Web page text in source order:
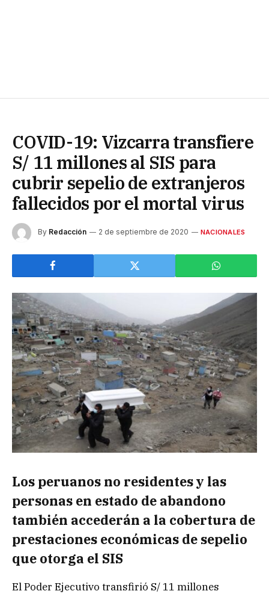
COVID-19: Vizcarra transfiere
S/ 11 millones al SIS para
cubrir sepelio de extranjeros
fallecidos por el mortal virus
By Redacción 2 de septiembre de 2020 NACIONALES
Los peruanos no residentes y las
personas en estado de abandono
también accederán a la cobertura de
prestaciones económicas de sepelio
que otorga el SIS
El Poder Ejecutivo transfirió S/ 11 millones